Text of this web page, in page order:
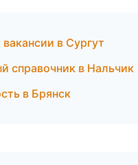
в Сургут
справочник в Нальчик
в Брянск